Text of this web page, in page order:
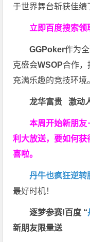
于世界舞台斩获佳绩
立即百度搜索领
GGPoker作为
克盛会WSOP合作，
充满乐趣的竞技环境
龙华富贵 激动
本周开始新朋友
利大放送，要如何
喜啦。
丹牛也疯狂逆转
最好时机！
逐梦参赛!百度 “
新朋友限量送